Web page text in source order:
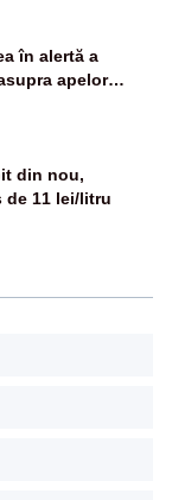
în alertă a
apelor
două F-16
din nou,
de 11 lei/litru